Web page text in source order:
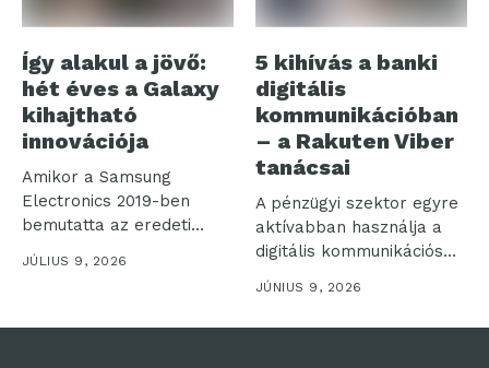
Így alakul a jövő:
hét éves a Galaxy
kihajtható
innovációja
Amikor a Samsung
Electronics 2019-ben
bemutatta az eredeti
Galaxy Foldot, nem
csupán...
JÚLIUS 9, 2026
5 kihívás a banki
digitális
kommunikációban
– a Rakuten Viber
tanácsai
A pénzügyi szektor egyre
aktívabban használja a
digitális kommunikációs
csatornákat: a Rakuten...
JÚNIUS 9, 2026